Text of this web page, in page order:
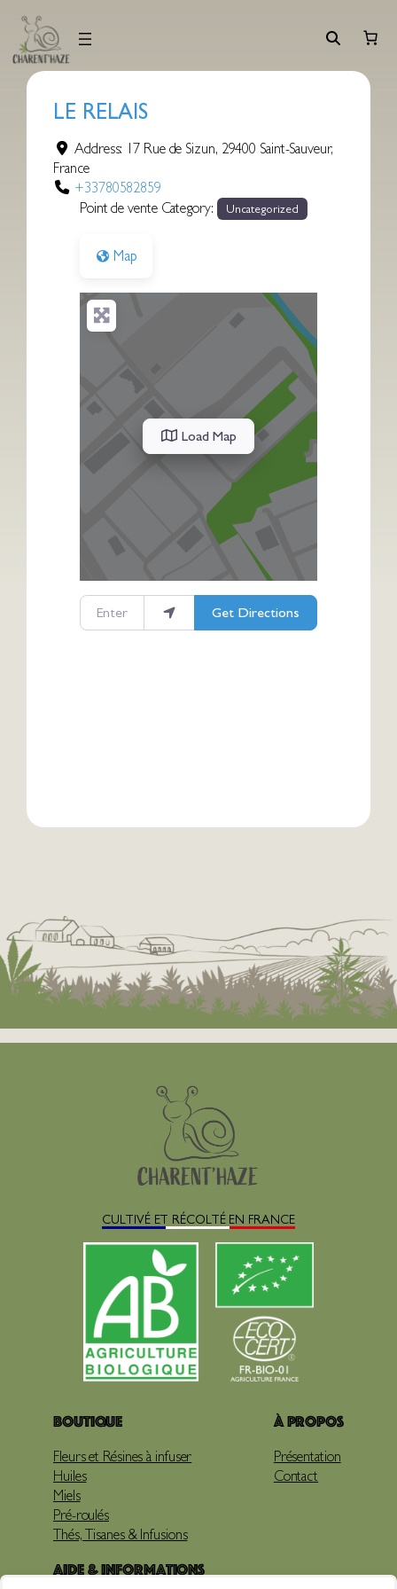
contenu
LE RELAIS
Address: 17 Rue de Sizun, 29400 Saint-Sauveur,
France
+33780582859
Point de vente Category:
Uncategorized
Map
Load Map
Enter your location
Get Directions
CULTIVÉ ET RÉCOLTÉ EN FRANCE
Boutique
Fleurs et Résines à infuser
Huiles
Miels
Pré-roulés
Thés, Tisanes & Infusions
À propos
Présentation
Contact
Aide & Informations